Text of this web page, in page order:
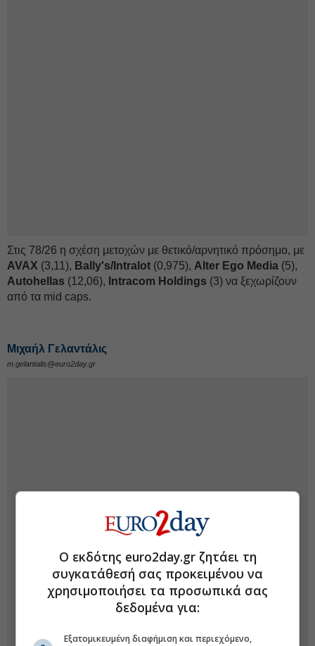
Στις 78/26 η σχέση μετοχών με θετικό/αρνητικό πρόσημο, με
AVAX (3,11), Bally's/Intralot (0,975), Alter Ego Media (5),
Autohellas (12,06), Intracom Holdings (3) να ξεχωρίζουν
από τα mid caps.
Μιχαήλ Γελαντάλις
m.gelantalis@euro2day.gr
Ο εκδότης euro2day.gr ζητάει τη
συγκατάθεσή σας προκειμένου να
χρησιμοποιήσει τα προσωπικά σας
δεδομένα για:
Εξατομικευμένη διαφήμιση και περιεχόμενο,